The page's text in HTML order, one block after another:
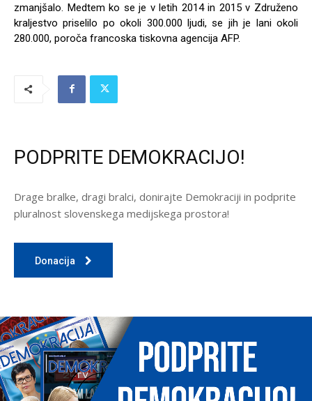
zmanjšalo. Medtem ko se je v letih 2014 in 2015 v Združeno
kraljestvo priselilo po okoli 300.000 ljudi, se jih je lani okoli
280.000, poroča francoska tiskovna agencija AFP.
PODPRITE DEMOKRACIJO!
Drage bralke, dragi bralci, donirajte Demokraciji in podprite
pluralnost slovenskega medijskega prostora!
Donacija